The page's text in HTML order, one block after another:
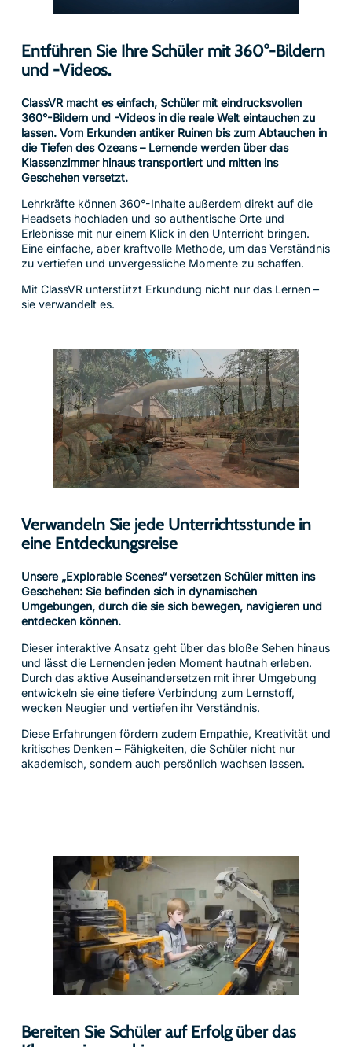
Entführen Sie Ihre Schüler mit 360°-Bildern
und -Videos.
ClassVR macht es einfach, Schüler mit eindrucksvollen
360°-Bildern und -Videos in die reale Welt eintauchen zu
lassen. Vom Erkunden antiker Ruinen bis zum Abtauchen in
die Tiefen des Ozeans – Lernende werden über das
Klassenzimmer hinaus transportiert und mitten ins
Geschehen versetzt.
Lehrkräfte können 360°-Inhalte außerdem direkt auf die
Headsets hochladen und so authentische Orte und
Erlebnisse mit nur einem Klick in den Unterricht bringen.
Eine einfache, aber kraftvolle Methode, um das Verständnis
zu vertiefen und unvergessliche Momente zu schaffen.
Mit ClassVR unterstützt Erkundung nicht nur das Lernen –
sie verwandelt es.
Verwandeln Sie jede Unterrichtsstunde in
eine Entdeckungsreise
Unsere „Explorable Scenes“ versetzen Schüler mitten ins
Geschehen: Sie befinden sich in dynamischen
Umgebungen, durch die sie sich bewegen, navigieren und
entdecken können.
Dieser interaktive Ansatz geht über das bloße Sehen hinaus
und lässt die Lernenden jeden Moment hautnah erleben.
Durch das aktive Auseinandersetzen mit ihrer Umgebung
entwickeln sie eine tiefere Verbindung zum Lernstoff,
wecken Neugier und vertiefen ihr Verständnis.
Diese Erfahrungen fördern zudem Empathie, Kreativität und
kritisches Denken – Fähigkeiten, die Schüler nicht nur
akademisch, sondern auch persönlich wachsen lassen.
Bereiten Sie Schüler auf Erfolg über das